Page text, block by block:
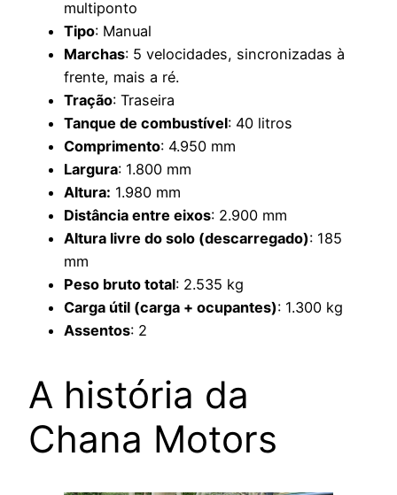
multiponto
Tipo: Manual
Marchas: 5 velocidades, sincronizadas à
frente, mais a ré.
Tração: Traseira
Tanque de combustível: 40 litros
Comprimento: 4.950 mm
Largura: 1.800 mm
Altura: 1.980 mm
Distância entre eixos: 2.900 mm
Altura livre do solo (descarregado): 185
mm
Peso bruto total: 2.535 kg
Carga útil (carga + ocupantes): 1.300 kg
Assentos: 2
A história da
Chana Motors